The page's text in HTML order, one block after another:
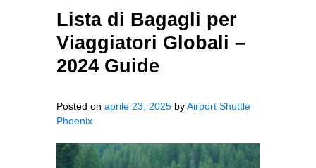
Lista di Bagagli per
Viaggiatori Globali –
2024 Guide
Posted on aprile 23, 2025 byAirport Shuttle
Phoenix